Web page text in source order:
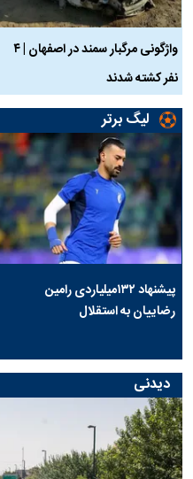
واژگونی مرگبار سمند در اصفهان | ۴
نفر کشته شدند
لیگ برتر
پیشنهاد ۱۳۲میلیاردی رامین
رضاییان به استقلال
دیدنی